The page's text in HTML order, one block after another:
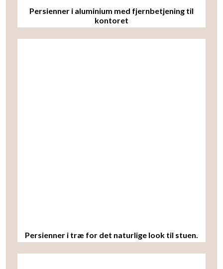
Persienner i aluminium med fjernbetjening til
kontoret
Persienner i træ for det naturlige look til stuen.